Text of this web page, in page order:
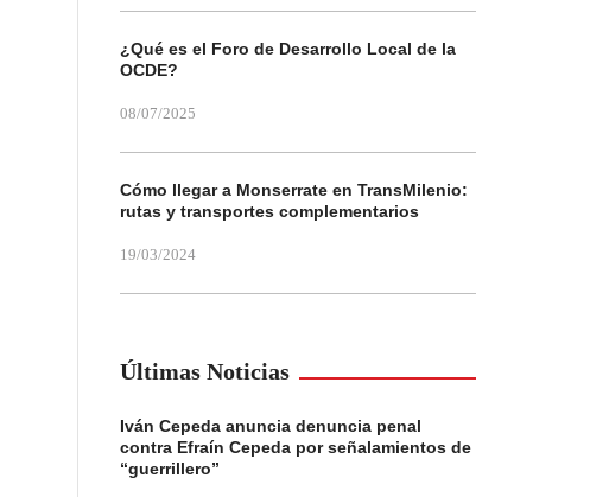
¿Qué es el Foro de Desarrollo Local de la
OCDE?
08/07/2025
Cómo llegar a Monserrate en TransMilenio:
rutas y transportes complementarios
19/03/2024
Últimas Noticias
Iván Cepeda anuncia denuncia penal
contra Efraín Cepeda por señalamientos de
“guerrillero”